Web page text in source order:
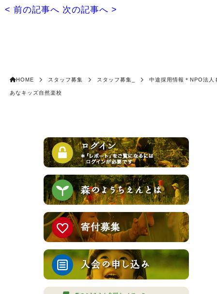
< 前の記事へ 次の記事へ >
HOME スタッフ募集 スタッフ募集_ 中途採用情報＊NPO法人
あなキッズ自然楽校